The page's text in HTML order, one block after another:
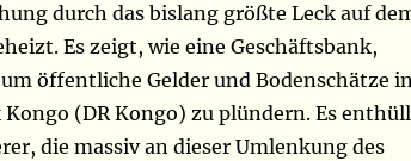
durch das bislang größte Leck auf
Es zeigt, wie eine Geschäftsbank,
öffentliche Gelder und Bodenschätze
(DR Kongo) zu plündern. Es
die massiv an dieser Umlenkung des